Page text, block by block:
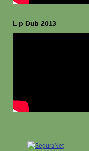
Lip Dub 2013